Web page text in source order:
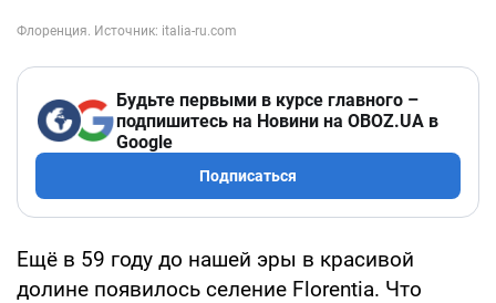
Будьте первыми в курсе главного –
подпишитесь на Новини на OBOZ.UA в
Google
Подписаться
Ещё в 59 году до нашей эры в красивой
долине появилось селение Florentia. Что